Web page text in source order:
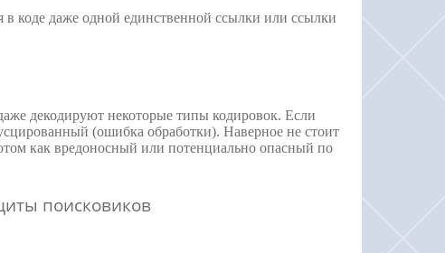
коде даже одной единственной ссылки или ссылки
декодируют некоторые типы кодировок. Если
(ошибка обработки). Наверное не стоит
как вредоносный или потенциально опасный по
поисковиков